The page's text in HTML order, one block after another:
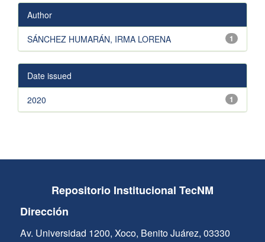
Author
1
SÁNCHEZ HUMARÁN, IRMA LORENA
Date issued
1
2020
Repositorio Institucional TecNM
Dirección
Av. Universidad 1200, Xoco, Benito Juárez, 03330